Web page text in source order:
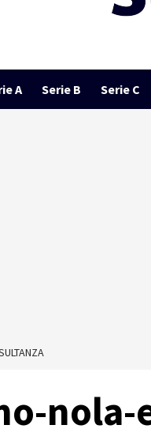
A Serie B Serie C
nola-